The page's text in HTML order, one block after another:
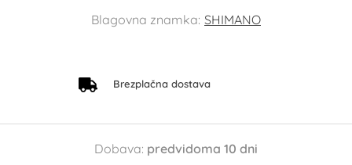
Blagovna znamka: SHIMANO
Brezplačna dostava
Dobava: predvidoma 10 dni